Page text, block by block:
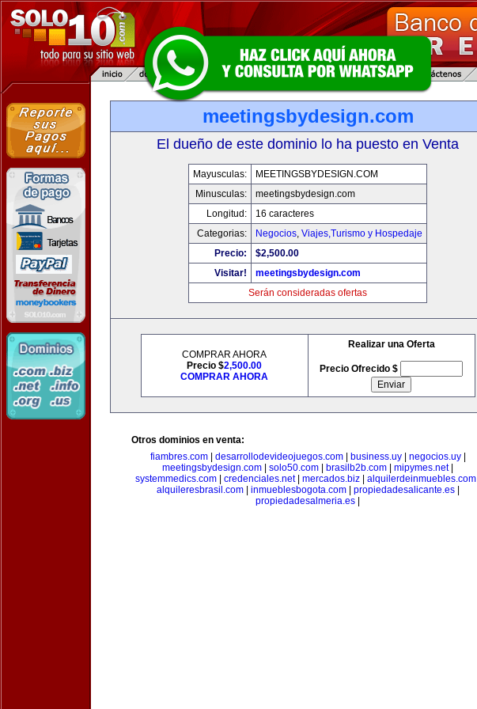
meetingsbydesign.com
El dueño de este dominio lo ha puesto en Venta
Mayusculas:
MEETINGSBYDESIGN.COM
Minusculas:
meetingsbydesign.com
Longitud:
16 caracteres
Categorias:
Negocios, Viajes,Turismo y Hospedaje
Precio:
$2,500.00
Visitar!
meetingsbydesign.com
Serán consideradas ofertas
COMPRAR AHORA
Precio $2,500.00
COMPRAR AHORA
Realizar una Oferta
Precio Ofrecido $
Otros dominios en venta:
fiambres.com| desarrollodevideojuegos.com| business.uy| negocios.uy|
meetingsbydesign.com
solo50.com brasilb2b.com mipymes.net|
systemmedics.com| credenciales.net| mercados.biz| alquilerdeinmuebles.com|
alquileresbrasil.com| inmueblesbogota.com| propiedadesalicante.es|
propiedadesalmeria.es